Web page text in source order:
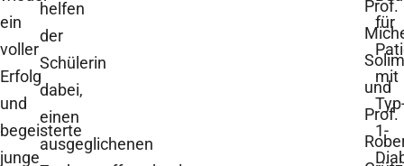
ein
voller
Erfolg
und
begeisterte
junge
helfen
der
Schülerin
dabei,
einen
ausgeglichenen
Prof.
und
Prof.
für
mit
1-